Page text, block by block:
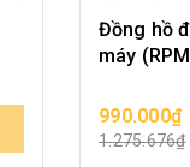
Đồng hồ
máy
990.000₫
1.275.676₫
CHỌN